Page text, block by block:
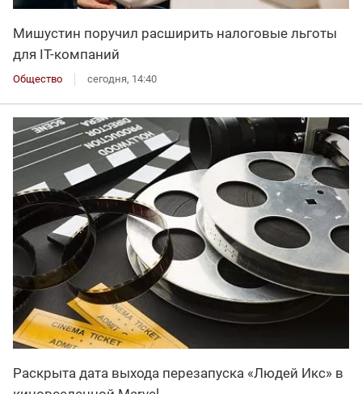
Мишустин поручил расширить налоговые льготы
для IT-компаний
Общество сегодня, 14:40
Раскрыта дата выхода перезапуска «Людей Икс» в